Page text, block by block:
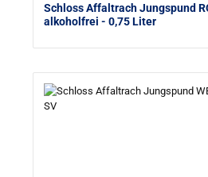
Schloss Affaltrach Jungspund
alkoholfrei - 0,75 Liter